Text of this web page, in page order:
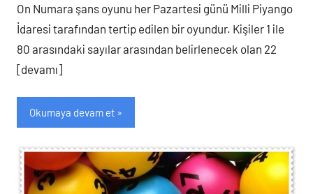
On Numara şans oyunu her Pazartesi günü Milli Piyango
İdaresi tarafından tertip edilen bir oyundur. Kişiler 1 ile
80 arasındaki sayılar arasından belirlenecek olan 22
[devamı]
Okumaya devam et